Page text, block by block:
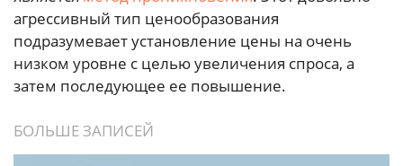
агрессивный тип ценообразования
подразумевает установление цены на очень
низком уровне с целью увеличения спроса, а
затем последующее ее повышение.
БОЛЬШЕ ЗАПИСЕЙ